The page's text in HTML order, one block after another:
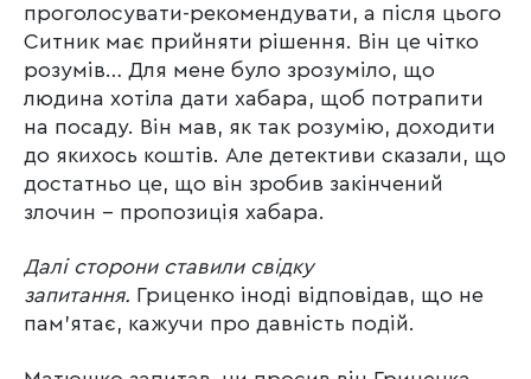
проголосувати-рекомендувати, а після цього
Ситник має прийняти рішення. Він це чітко
розумів… Для мене було зрозуміло, що
людина хотіла дати хабара, щоб потрапити
на посаду. Він мав, як так розумію, доходити
до якихось коштів. Але детективи сказали, що
достатньо це, що він зробив закінчений
злочин – пропозиція хабара.
Далі сторони ставили свідку
запитання. Гриценко іноді відповідав, що не
пам’ятає, кажучи про давність подій.